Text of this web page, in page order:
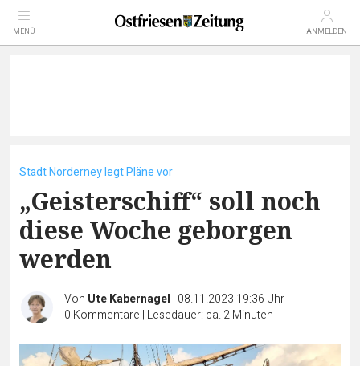
MENÜ ANMELDEN
Stadt Norderney legt Pläne vor
„Geisterschiff“ soll noch
diese Woche geborgen
werden
Von Ute Kabernagel | 08.11.2023 19:36 Uhr|
0 Kommentare | Lesedauer: ca. 2 Minuten